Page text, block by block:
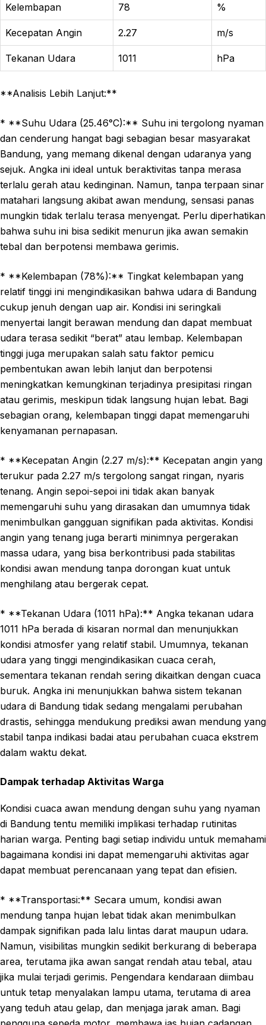
Kelembapan 78 %
Kecepatan Angin 2.27 m/s
Tekanan Udara 1011 hPa
**Analisis Lebih Lanjut:**
* **Suhu Udara (25.46°C):** Suhu ini tergolong nyaman
dan cenderung hangat bagi sebagian besar masyarakat
Bandung, yang memang dikenal dengan udaranya yang
sejuk. Angka ini ideal untuk beraktivitas tanpa merasa
terlalu gerah atau kedinginan. Namun, tanpa terpaan sinar
matahari langsung akibat awan mendung, sensasi panas
mungkin tidak terlalu terasa menyengat. Perlu diperhatikan
bahwa suhu ini bisa sedikit menurun jika awan semakin
tebal dan berpotensi membawa gerimis.
* **Kelembapan (78%):** Tingkat kelembapan yang
relatif tinggi ini mengindikasikan bahwa udara di Bandung
cukup jenuh dengan uap air. Kondisi ini seringkali
menyertai langit berawan mendung dan dapat membuat
udara terasa sedikit “berat” atau lembap. Kelembapan
tinggi juga merupakan salah satu faktor pemicu
pembentukan awan lebih lanjut dan berpotensi
meningkatkan kemungkinan terjadinya presipitasi ringan
atau gerimis, meskipun tidak langsung hujan lebat. Bagi
sebagian orang, kelembapan tinggi dapat memengaruhi
kenyamanan pernapasan.
* **Kecepatan Angin (2.27 m/s):** Kecepatan angin yang
terukur pada 2.27 m/s tergolong sangat ringan, nyaris
tenang. Angin sepoi-sepoi ini tidak akan banyak
memengaruhi suhu yang dirasakan dan umumnya tidak
menimbulkan gangguan signifikan pada aktivitas. Kondisi
angin yang tenang juga berarti minimnya pergerakan
massa udara, yang bisa berkontribusi pada stabilitas
kondisi awan mendung tanpa dorongan kuat untuk
menghilang atau bergerak cepat.
* **Tekanan Udara (1011 hPa):** Angka tekanan udara
1011 hPa berada di kisaran normal dan menunjukkan
kondisi atmosfer yang relatif stabil. Umumnya, tekanan
udara yang tinggi mengindikasikan cuaca cerah,
sementara tekanan rendah sering dikaitkan dengan cuaca
buruk. Angka ini menunjukkan bahwa sistem tekanan
udara di Bandung tidak sedang mengalami perubahan
drastis, sehingga mendukung prediksi awan mendung yang
stabil tanpa indikasi badai atau perubahan cuaca ekstrem
dalam waktu dekat.
Dampak terhadap Aktivitas Warga
Kondisi cuaca awan mendung dengan suhu yang nyaman
di Bandung tentu memiliki implikasi terhadap rutinitas
harian warga. Penting bagi setiap individu untuk memahami
bagaimana kondisi ini dapat memengaruhi aktivitas agar
dapat membuat perencanaan yang tepat dan efisien.
* **Transportasi:** Secara umum, kondisi awan
mendung tanpa hujan lebat tidak akan menimbulkan
dampak signifikan pada lalu lintas darat maupun udara.
Namun, visibilitas mungkin sedikit berkurang di beberapa
area, terutama jika awan sangat rendah atau tebal, atau
jika mulai terjadi gerimis. Pengendara kendaraan diimbau
untuk tetap menyalakan lampu utama, terutama di area
yang teduh atau gelap, dan menjaga jarak aman. Bagi